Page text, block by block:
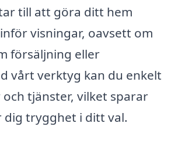
till att göra ditt hem
visningar, oavsett om
försäljning eller
vårt verktyg kan du enkelt
tjänster, vilket sparar
dig trygghet i ditt val.